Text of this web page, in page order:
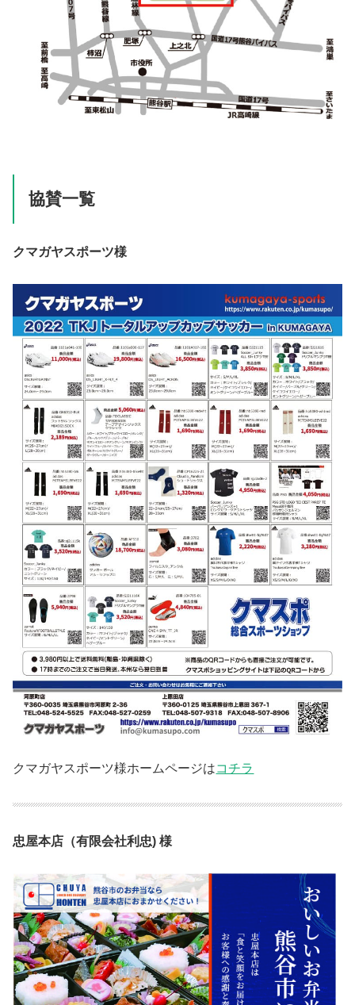
協賛一覧
クマガヤスポーツ様
クマガヤスポーツ様ホームページはコチラ
忠屋本店（有限会社利忠) 様